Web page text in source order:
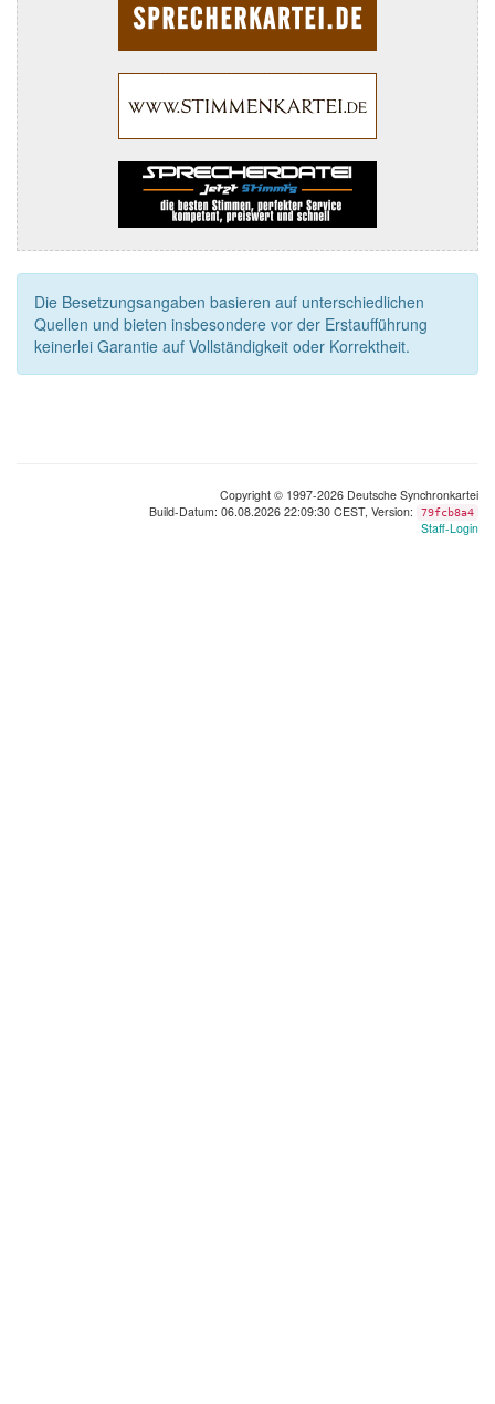
Die Besetzungsangaben basieren auf unterschiedlichen
Quellen und bieten insbesondere vor der Erstaufführung
keinerlei Garantie auf Vollständigkeit oder Korrektheit.
Copyright © 1997-2026 Deutsche Synchronkartei
Build-Datum: 06.08.2026 22:09:30 CEST, Version:
79fcb8a4
Staff-Login